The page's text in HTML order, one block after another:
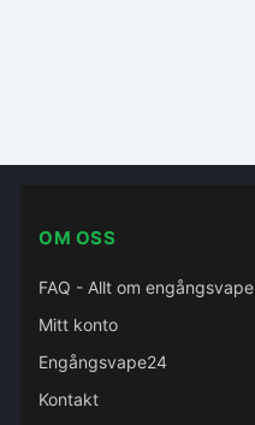
OM OSS
FAQ - Allt om engångsvape
Mitt konto
Engångsvape24
Kontakt